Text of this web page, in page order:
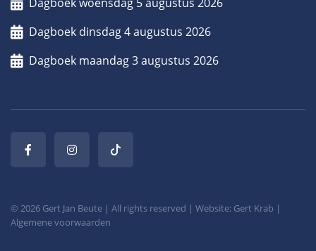
Dagboek dinsdag 4 augustus 2026
Dagboek maandag 3 augustus 2026
© 2026 Gert Jan Beute | All rights reserved | Website: Gert Krab |
Algemene voorwaarden